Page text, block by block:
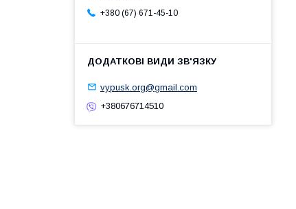
+380 (67) 671-45-10
vypusk.org@gmail.com
+380676714510